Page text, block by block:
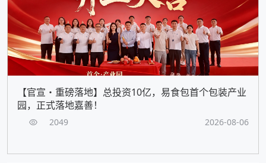
【官宣・重磅落地】总投资10亿，易食包首个包装产业
园，正式落地嘉善！
2049 2026-08-06